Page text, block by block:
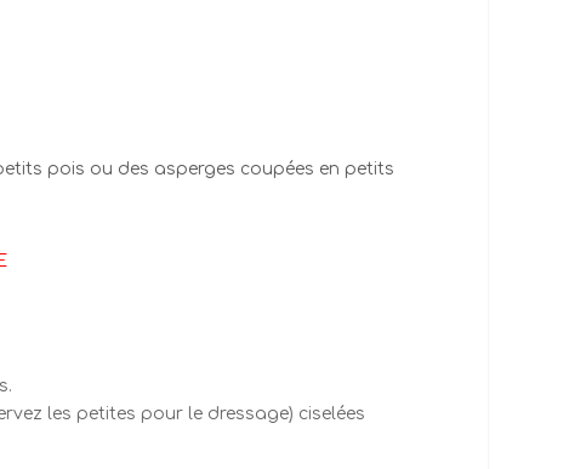
pois ou des asperges coupées en petits
les petites pour le dressage) ciselées